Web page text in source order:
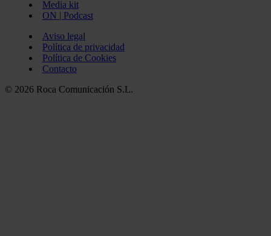
Media kit
ON | Podcast
Aviso legal
Política de privacidad
Política de Cookies
Contacto
© 2026 Roca Comunicación S.L.